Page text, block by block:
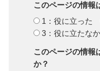
このページの情報
1：役に立った
3：役に立たな
このページの情報
か？